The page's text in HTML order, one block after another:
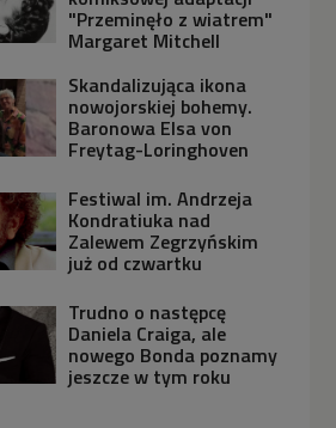
"Przeminęło z wiatrem"
Margaret Mitchell
Skandalizująca ikona
nowojorskiej bohemy.
Baronowa Elsa von
Freytag-Loringhoven
Festiwal im. Andrzeja
Kondratiuka nad
Zalewem Zegrzyńskim
już od czwartku
Trudno o następcę
Daniela Craiga, ale
nowego Bonda poznamy
jeszcze w tym roku